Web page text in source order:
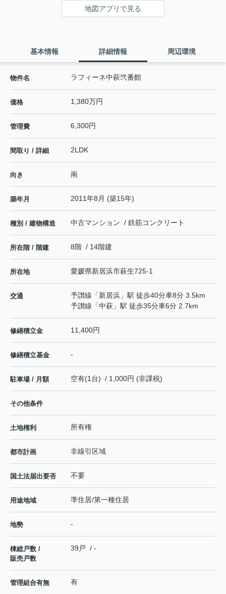
地図アプリで見る
基本情報 詳細情報 周辺環境
物件名 ラフィーネ中萩弐番館
価格 1,380万円
管理費 6,300円
間取り / 詳細 2LDK
向き 南
築年月 2011年8月 (築15年)
種別 / 建物構造 中古マンション / 鉄筋コンクリート
所在階 / 階建 8階 / 14階建
所在地 愛媛県新居浜市萩生725-1
交通 予讃線 「新居浜 」駅 徒歩40分車8分 3.5km
予讃線 「中萩 」駅 徒歩35分車6分 2.7km
修繕積立金 11,400円
修繕積立基金 -
駐車場 / 月額 空有(1台) / 1,000円 (非課税)
その他条件
土地権利 所有権
都市計画 非線引区域
国土法届出要否 不要
用途地域 準住居/第一種住居
地勢 -
棟総戸数 /
販売戸数
39戸 / -
管理組合有無 有